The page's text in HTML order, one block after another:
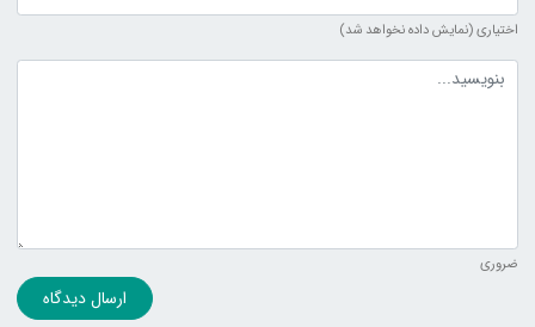
اختیاری (نمایش داده نخواهد شد)
متن دیدگاه
ضروری
ارسال دیدگاه